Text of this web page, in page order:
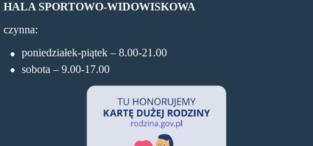
HALA SPORTOWO-WIDOWISKOWA
czynna:
poniedziałek-piątek – 8.00-21.00
sobota – 9.00-17.00